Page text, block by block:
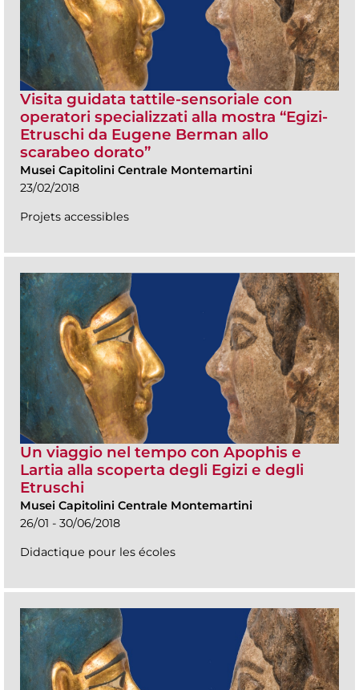
Visita guidata tattile-sensoriale con
operatori specializzati alla mostra “Egizi-
Etruschi da Eugene Berman allo
scarabeo dorato”
Musei Capitolini Centrale Montemartini
23/02/2018
Projets accessibles
Un viaggio nel tempo con Apophis e
Lartia alla scoperta degli Egizi e degli
Etruschi
Musei Capitolini Centrale Montemartini
26/01 - 30/06/2018
Didactique pour les écoles